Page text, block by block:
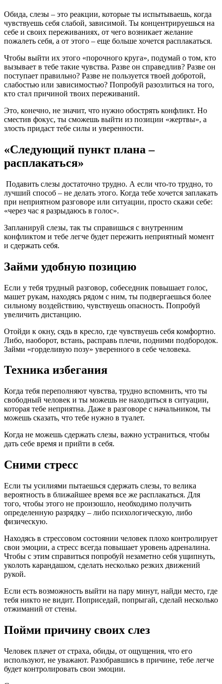
Обида, слезы – это реакции, которые ты испытываешь, когда
чувствуешь себя слабой, зависимой. Ты концентрируешься на
себе и своих переживаниях, от чего возникает желание
пожалеть себя, а от этого – еще больше хочется расплакаться.
Чтобы выйти их этого «порочного круга», подумай о том, кто
вызывает в тебе такие чувства. Разве он справедлив? Разве он
поступает правильно? Разве не пользуется твоей добротой,
слабостью или зависимостью? Попробуй разозлиться на того,
кто стал причиной твоих переживаний.
Это, конечно, не значит, что нужно обострять конфликт. Но
сместив фокус, ты сможешь выйти из позиции «жертвы», а
злость придаст тебе силы и уверенности.
«Следующий пункт плана –
расплакаться»
Подавить слезы достаточно трудно. А если что-то трудно, то
лучший способ – не делать этого. Когда тебе хочется заплакать
при неприятном разговоре или ситуации, просто скажи себе:
«через час я разрыдаюсь в голос».
Запланируй слезы, так ты справишься с внутренним
конфликтом и тебе легче будет пережить неприятный момент
и сдержать себя.
Займи удобную позицию
Если у тебя трудный разговор, собеседник повышает голос,
машет рукам, находясь рядом с ним, ты подвергаешься более
сильному воздействию, чувствуешь опасность. Попробуй
увеличить дистанцию.
Отойди к окну, сядь в кресло, где чувствуешь себя комфортно.
Либо, наоборот, встань, расправь плечи, подними подбородок.
Займи «горделивую позу» уверенного в себе человека.
Техника избегания
Когда тебя переполняют чувства, трудно вспомнить, что ты
свободный человек и ты можешь не находиться в ситуации,
которая тебе неприятна. Даже в разговоре с начальником, ты
можешь сказать, что тебе нужно в туалет.
Когда не можешь сдержать слезы, важно устраниться, чтобы
дать себе время и прийти в себя.
Сними стресс
Если ты усилиями пытаешься сдержать слезы, то велика
вероятность в ближайшее время все же расплакаться. Для
того, чтобы этого не произошло, необходимо получить
определенную разрядку – либо психологическую, либо
физическую.
Находясь в стрессовом состоянии человек плохо контролирует
свои эмоции, а стресс всегда повышает уровень адреналина.
Чтобы с этим справиться попробуй незаметно себя ущипнуть,
уколоть карандашом, сделать несколько резких движений
рукой.
Если есть возможность выйти на пару минут, найди место, где
тебя никто не видит. Поприседай, попрыгай, сделай несколько
отжиманий от стены.
Пойми причину своих слез
Человек плачет от страха, обиды, от ощущения, что его
используют, не уважают. Разобравшись в причине, тебе легче
будет контролировать свои эмоции.